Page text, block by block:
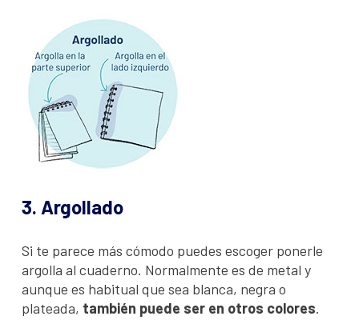
3. Argollado
Si te parece más cómodo puedes escoger ponerle
argolla al cuaderno. Normalmente es de metal y
aunque es habitual que sea blanca, negra o
plateada, también puede ser en otros colores.